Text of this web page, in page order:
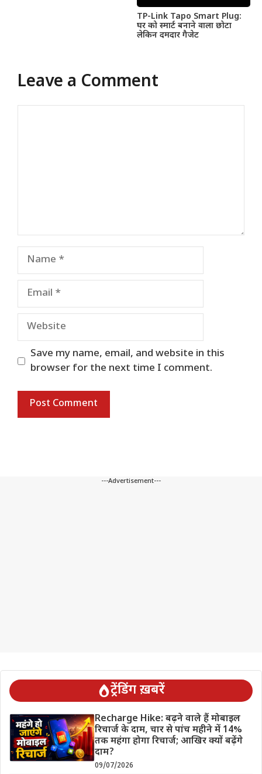
TP-Link Tapo Smart Plug:
घर को स्मार्ट बनाने वाला छोटा
लेकिन दमदार गैजेट
Leave a Comment
Name
Email
Website
Save my name, email, and website in this
browser for the next time I comment.
---Advertisement---
ट्रेंडिंग ख़बरें
Recharge Hike: बढ़ने वाले हैं मोबाइल
रिचार्ज के दाम, चार से पांच महीने में 14%
तक महंगा होगा रिचार्ज; आखिर क्यों बढ़ेंगे
दाम?
09/07/2026